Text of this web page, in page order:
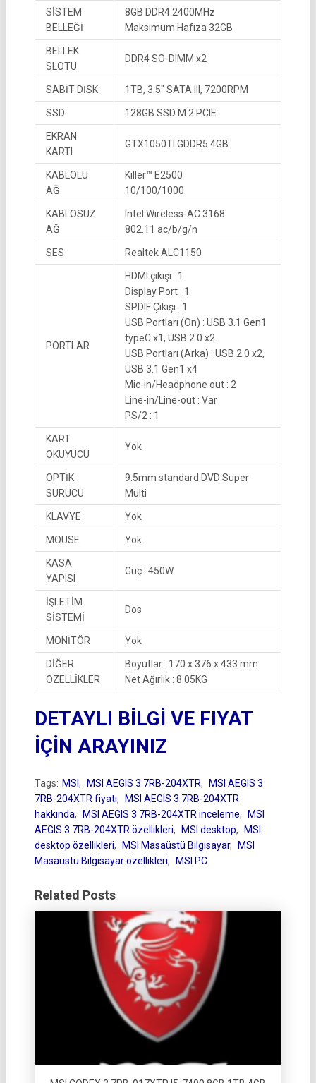
SİSTEM
BELLEĞİ
8GB DDR4 2400MHz
Maksimum Hafıza 32GB
BELLEK
SLOTU
DDR4 SO-DIMM x2
SABİT DİSK 1TB, 3.5″ SATA III, 7200RPM
SSD 128GB SSD M.2 PCIE
EKRAN
KARTI
GTX1050TI GDDR5 4GB
KABLOLU
AĞ
Killer™ E2500
10/100/1000
KABLOSUZ
AĞ
Intel Wireless-AC 3168
802.11 ac/b/g/n
SES Realtek ALC1150
PORTLAR
HDMI çıkışı : 1
Display Port : 1
SPDIF Çıkışı : 1
USB Portları (Ön) : USB 3.1 Gen1
typeC x1, USB 2.0 x2
USB Portları (Arka) : USB 2.0 x2,
USB 3.1 Gen1 x4
Mic-in/Headphone out : 2
Line-in/Line-out : Var
PS/2 : 1
KART
OKUYUCU
Yok
OPTİK
SÜRÜCÜ
9.5mm standard DVD Super
Multi
KLAVYE Yok
MOUSE Yok
KASA
YAPISI
Güç : 450W
İŞLETİM
SİSTEMİ
Dos
MONİTÖR Yok
DİĞER
ÖZELLİKLER
Boyutlar : 170 x 376 x 433 mm
Net Ağırlık : 8.05KG
DETAYLI BİLGİ VE FIYAT
İÇİN ARAYINIZ
Tags: MSI , MSI AEGIS 3 7RB-204XTR,
MSI AEGIS 3
7RB-204XTR fiyatı,
MSI AEGIS 3 7RB-204XTR
hakkında, MSI AEGIS 3 7RB-204XTR inceleme,
MSI
AEGIS 3 7RB-204XTR özellikleri, MSI desktop,
MSI
desktop özellikleri, MSI Masaüstü Bilgisayar,
MSI
Masaüstü Bilgisayar özellikleri, MSI PC
Related Posts